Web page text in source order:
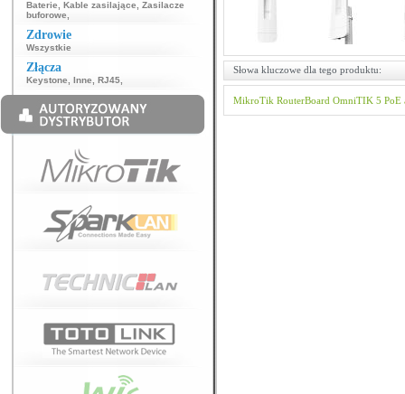
Baterie Kable zasilające
Zasilacze
buforowe
Zdrowie
Wszystkie
Złącza
Keystone Inne RJ45
Słowa kluczowe dla tego produktu:
MikroTik RouterBoard OmniTIK 5 PoE